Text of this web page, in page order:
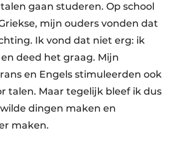
gaan studeren. Op school
mijn ouders vonden dat
Ik vond dat niet erg: ik
deed het graag. Mijn
en Engels stimuleerden ook
talen. Maar tegelijk bleef ik dus
dingen maken en
maken.